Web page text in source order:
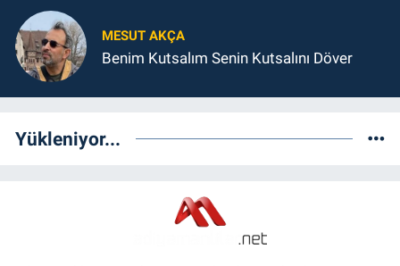
MESUT AKÇA
Benim Kutsalım Senin Kutsalını Döver
Yükleniyor...